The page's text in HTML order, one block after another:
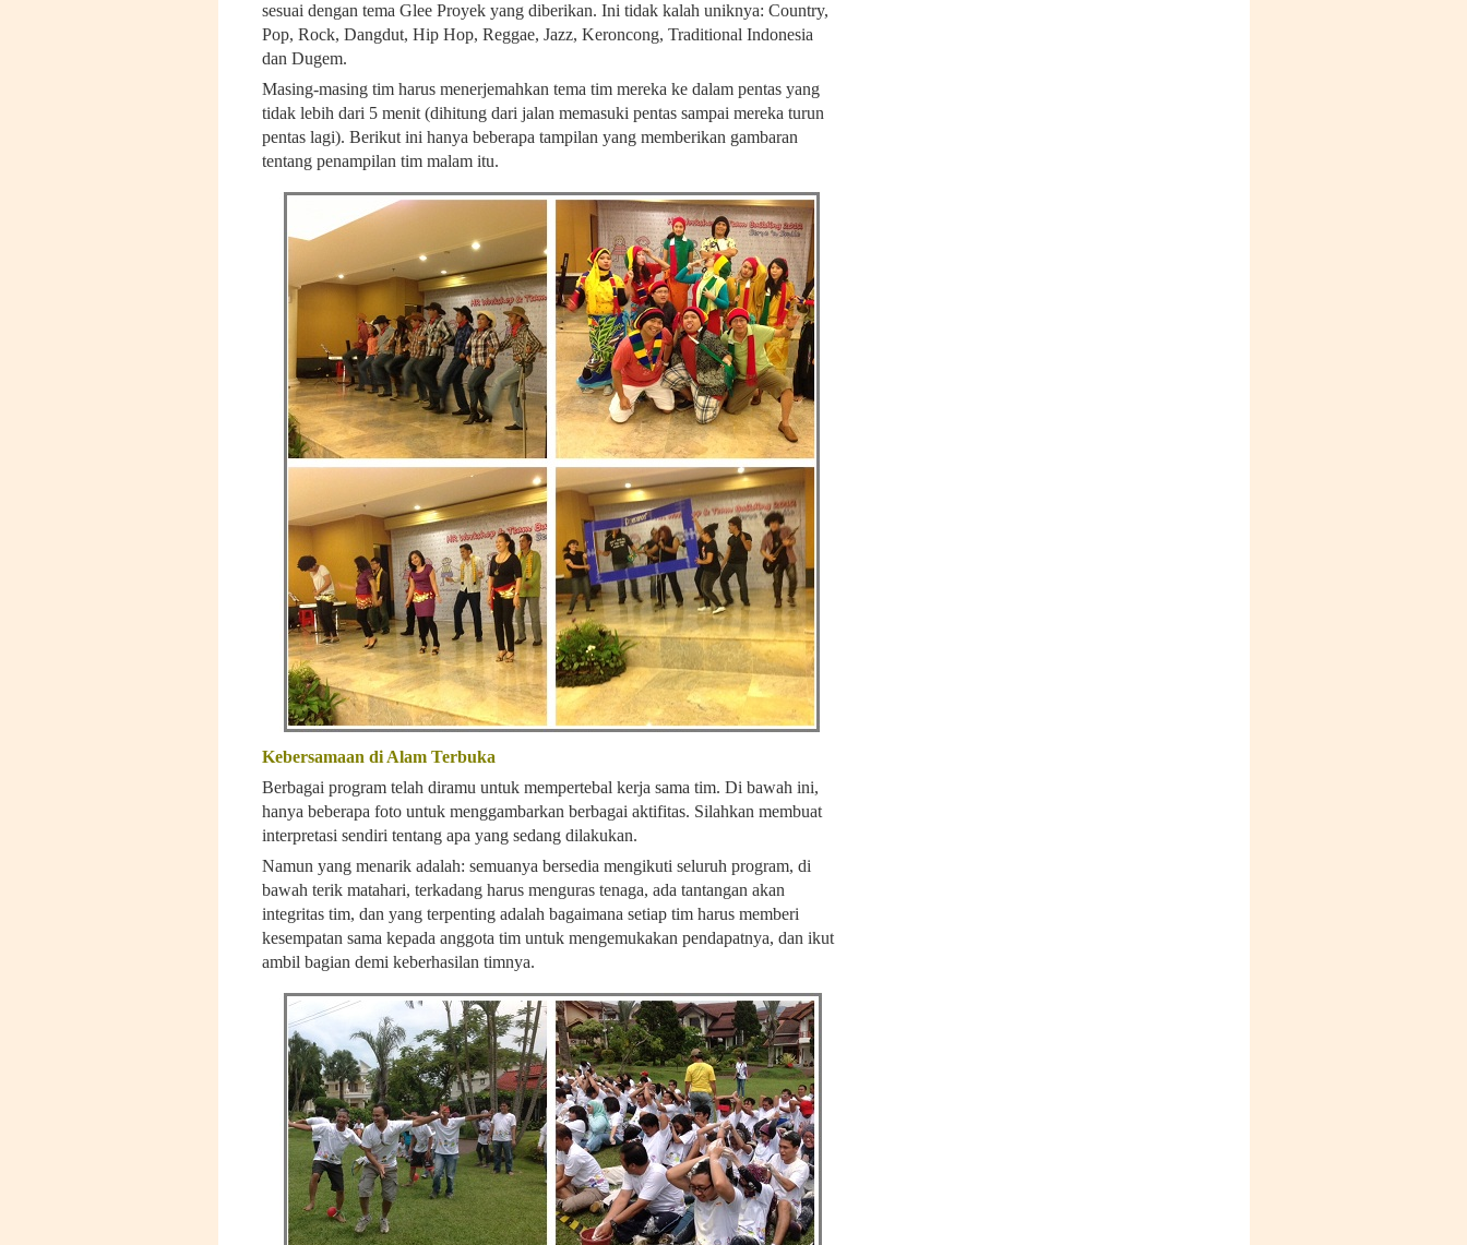
sesuai dengan tema Glee Proyek yang diberikan. Ini tidak kalah uniknya: Country,
Pop, Rock, Dangdut, Hip Hop, Reggae, Jazz, Keroncong, Traditional Indonesia
dan Dugem.
Masing-masing tim harus menerjemahkan tema tim mereka ke dalam pentas yang
tidak lebih dari 5 menit (dihitung dari jalan memasuki pentas sampai mereka turun
pentas lagi). Berikut ini hanya beberapa tampilan yang memberikan gambaran
tentang penampilan tim malam itu.
Kebersamaan di Alam Terbuka
Berbagai program telah diramu untuk mempertebal kerja sama tim. Di bawah ini,
hanya beberapa foto untuk menggambarkan berbagai aktifitas. Silahkan membuat
interpretasi sendiri tentang apa yang sedang dilakukan.
Namun yang menarik adalah: semuanya bersedia mengikuti seluruh program, di
bawah terik matahari, terkadang harus menguras tenaga, ada tantangan akan
integritas tim, dan yang terpenting adalah bagaimana setiap tim harus memberi
kesempatan sama kepada anggota tim untuk mengemukakan pendapatnya, dan ikut
ambil bagian demi keberhasilan timnya.